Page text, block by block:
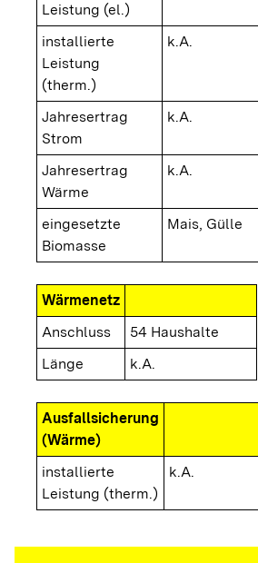
Leistung (el.)
installierte
Leistung
(therm.)
k.A.
Jahresertrag
Strom
k.A.
Jahresertrag
Wärme
k.A.
eingesetzte
Biomasse
Mais, Gülle
Wärmenetz
Anschluss
54 Haushalte
Länge
k.A.
Ausfallsicherung
(Wärme)
installierte
Leistung (therm.)
k.A.